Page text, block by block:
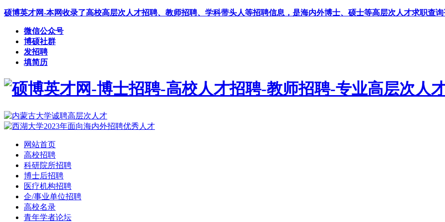
硕博英才网-本网收录了高校高层次人才招聘、教师招聘、学科带头人等招聘信息，是海内外博士、硕士等高层次人才求职查
微信公众号
博硕社群
发招聘
填简历
网站首页
高校招聘
科研院所招聘
博士后招聘
医疗机构招聘
企/事业单位招聘
高校名录
青年学者论坛